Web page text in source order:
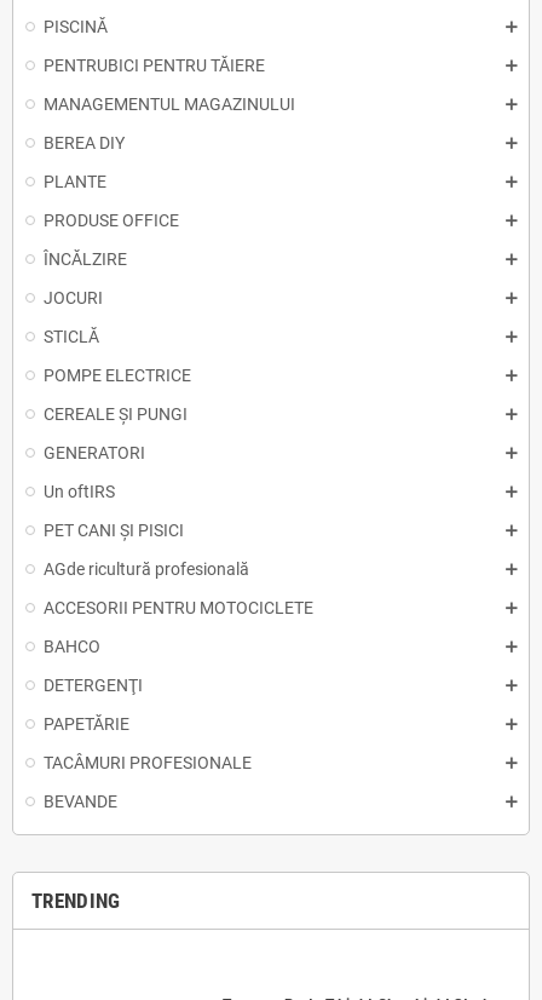
PISCINĂ
PENTRUBICI PENTRU TĂIERE
MANAGEMENTUL MAGAZINULUI
BEREA DIY
PLANTE
PRODUSE OFFICE
ÎNCĂLZIRE
JOCURI
STICLĂ
POMPE ELECTRICE
CEREALE ȘI PUNGI
GENERATORI
Un oftIRS
PET CANI ȘI PISICI
AGde ricultură profesională
ACCESORII PENTRU MOTOCICLETE
BAHCO
DETERGENŢI
PAPETĂRIE
TACÂMURI PROFESIONALE
BEVANDE
TRENDING